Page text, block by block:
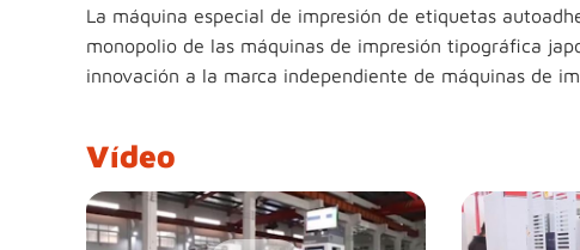
La máquina especial de impresión de etiquetas
monopolio de las máquinas de impresión tipográfica
innovación a la marca independiente de máquinas de
Vídeo